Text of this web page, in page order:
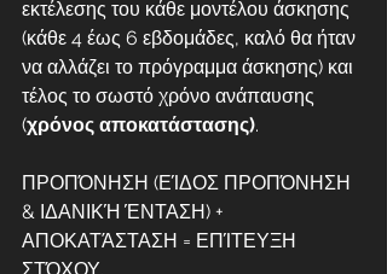
εκτέλεσης του κάθε μοντέλου άσκησης
(κάθε 4 έως 6 εβδομάδες, καλό θα ήταν
να αλλάζει το πρόγραμμα άσκησης) και
τέλος το σωστό χρόνο ανάπαυσης
(χρόνος αποκατάστασης).
ΠΡΟΠΌΝΗΣΗ (ΕΊΔΟΣ ΠΡΟΠΌΝΗΣΗ
& ΙΔΑΝΙΚΉ ΈΝΤΑΣΗ) +
ΑΠΟΚΑΤΆΣΤΑΣΗ = ΕΠΊΤΕΥΞΗ